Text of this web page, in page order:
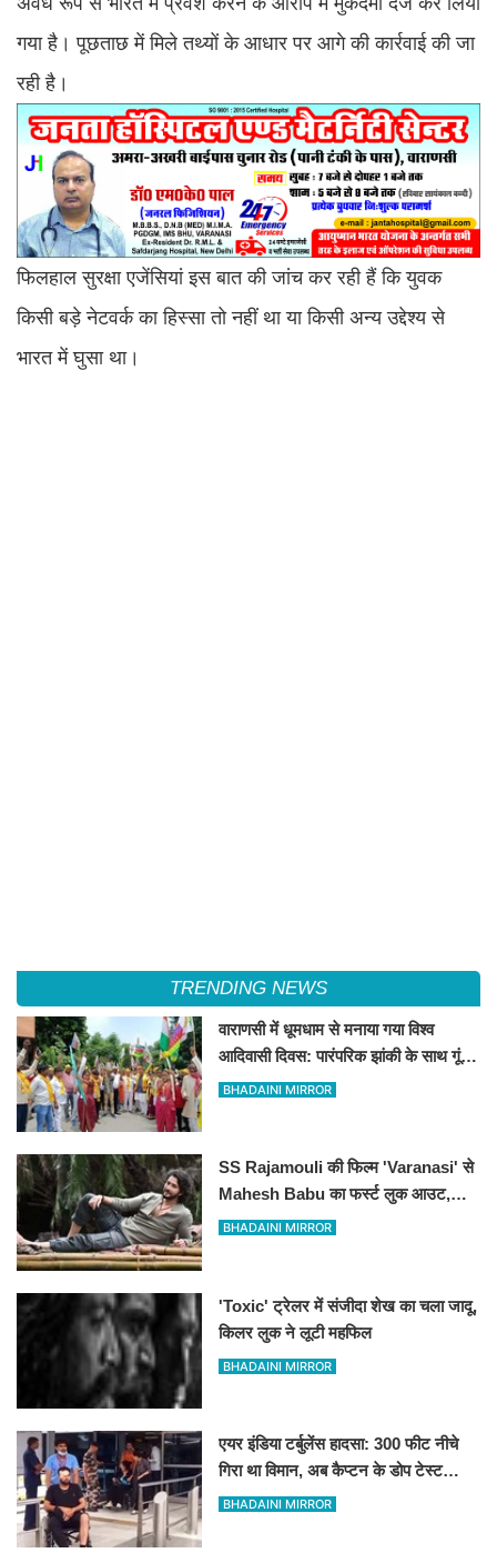
गया है। पूछताछ में मिले तथ्यों के आधार पर आगे की कार्रवाई की जा
रही है।
फिलहाल सुरक्षा एजेंसियां इस बात की जांच कर रही हैं कि युवक
किसी बड़े नेटवर्क का हिस्सा तो नहीं था या किसी अन्य उद्देश्य से
भारत में घुसा था।
TRENDING NEWS
वाराणसी में धूमधाम से मनाया गया विश्व
आदिवासी दिवस: पारंपरिक झांकी के साथ गूंजे
संविधान और अधिकारों के नारे, DM को सौंपा
BHADAINI MIRROR
SS Rajamouli की फिल्म 'Varanasi' से
Mahesh Babu का फर्स्ट लुक आउट,
'रुद्र' के अवतार में छा गए सुपरस्टार
BHADAINI MIRROR
'Toxic' ट्रेलर में संजीदा शेख का चला जादू,
किलर लुक ने लूटी महफिल
BHADAINI MIRROR
एयर इंडिया टर्बुलेंस हादसा: 300 फीट नीचे
गिरा था विमान, अब कैप्टन के डोप टेस्ट
पॉजिटिव होने के दावे से मचा हड़कंप
BHADAINI MIRROR